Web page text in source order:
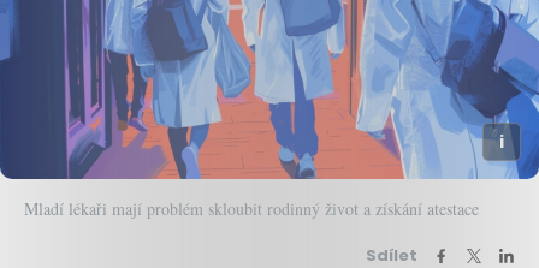
Mladí lékaři mají problém skloubit rodinný život a získání atestace
Sdílet